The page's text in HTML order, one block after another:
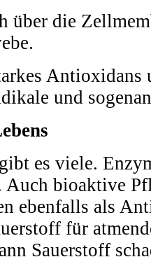
über die
Antioxidans
und
es viele.
bioaktive
ebenfalls als
für
Sauerstoff